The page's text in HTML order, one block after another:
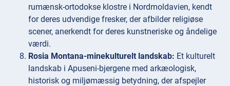
rumænsk-ortodokse klostre i Nordmoldavien, kendt
for deres udvendige fresker, der afbilder religiøse
scener, anerkendt for deres kunstneriske og åndelige
værdi.
Rosia Montana-minekulturelt landskab: Et kulturelt
landskab i Apuseni-bjergene med arkæologisk,
historisk og miljømæssig betydning, der afspejler